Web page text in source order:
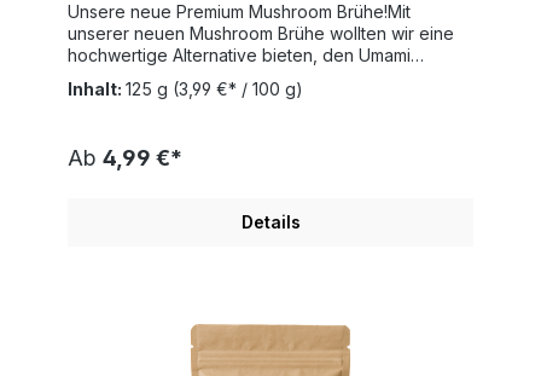
Unsere neue Premium Mushroom Brühe!Mit
unserer neuen Mushroom Brühe wollten wir eine
hochwertige Alternative bieten, den Umami
Geschmack der Vleisch Brühen zu ersetzen,
mithilfe der wunderbaren Eigenschaften des
frei von Zuckerzusatz.Zubereitung:Auf 250ml
Inhalt: 125 g (3,99 €* / 100 g)
Ab 4,99 €*
Details